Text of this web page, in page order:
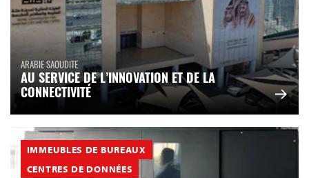
ARABIE SAOUDITE
AU SERVICE DE L’INNOVATION ET DE LA
CONNECTIVITÉ
IMMEUBLES DE BUREAUX
CENTRES DE DONNÉES